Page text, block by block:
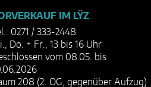
IM LŸZ
0271 / 333-2448
Do. + Fr., 13 bis 16 Uhr
vom 08.05. bis
208 (2. OG, gegenüber Aufzug)